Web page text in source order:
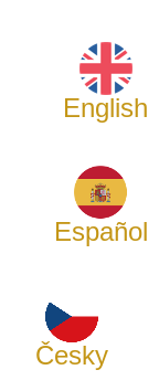
English
Español
Česky